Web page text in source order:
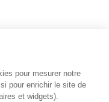
pour mesurer notre
pour enrichir le site de
et widgets).